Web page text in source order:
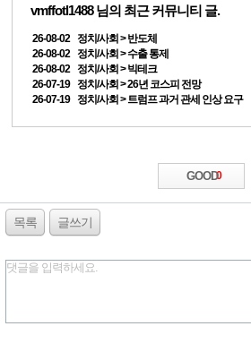
vmffotl1488님의 최근 커뮤니티 글.
26-08-02 정치/사회 > 반도체
26-08-02 정치/사회 > 수출 통제
26-08-02 정치/사회 > 빅테크
26-07-19 정치/사회 > 26년 코스피 전망
26-07-19 정치/사회 > 트럼프 과거 관세 인상 요구
GOOD0
목록 글쓰기
댓글을 입력하세요.